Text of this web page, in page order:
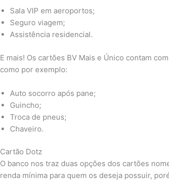
Sala VIP em aeroportos;
Seguro viagem;
Assistência residencial.
E mais! Os cartões BV Mais e Único contam
como por exemplo:
Auto socorro após pane;
Guincho;
Troca de pneus;
Chaveiro.
Cartão Dotz
O banco nos traz duas opções dos cartões
renda mínima para quem os deseja possuir,